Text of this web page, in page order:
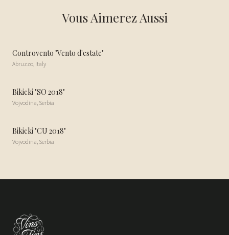
Vous Aimerez Aussi
Controvento "Vento d'estate"
Abruzzo,Italy
Bikicki "SO 2018"
Vojvodina,Serbia
Bikicki "CU 2018"
Vojvodina,Serbia